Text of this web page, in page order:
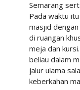
Semarang
Pada waktu
masjid
di ruangan
meja dan
beliau dalam
jalur ulama
keberkahan